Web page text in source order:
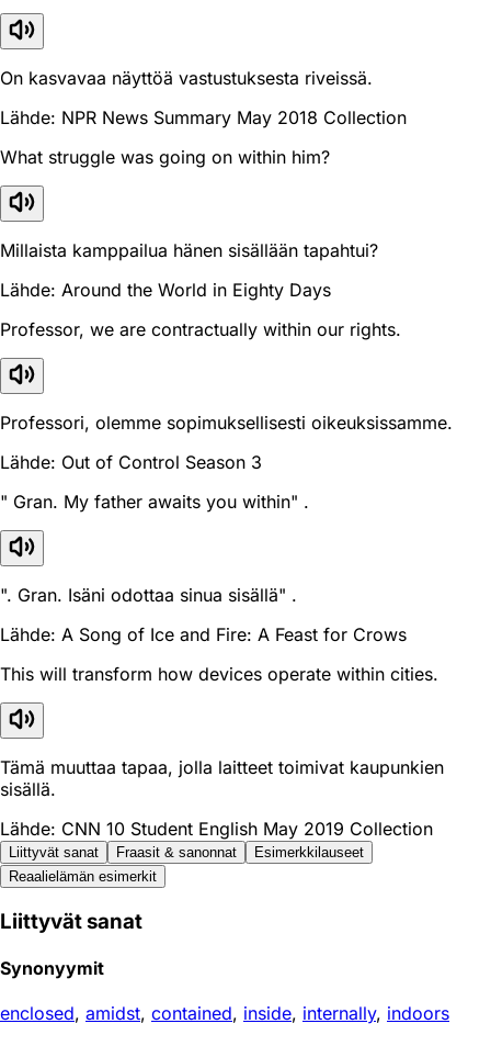
On kasvavaa näyttöä vastustuksesta riveissä.
Lähde: NPR News Summary May 2018 Collection
What struggle was going on within him?
Millaista kamppailua hänen sisällään tapahtui?
Lähde: Around the World in Eighty Days
Professor, we are contractually within our rights.
Professori, olemme sopimuksellisesti oikeuksissamme.
Lähde: Out of Control Season 3
" Gran. My father awaits you within" .
". Gran. Isäni odottaa sinua sisällä" .
Lähde: A Song of Ice and Fire: A Feast for Crows
This will transform how devices operate within cities.
Tämä muuttaa tapaa, jolla laitteet toimivat kaupunkien
sisällä.
Lähde: CNN 10 Student English May 2019 Collection
Liittyvät sanat Fraasit & sanonnat
Esimerkkilauseet
Reaali­elämän esimerkit
Liittyvät sanat
Synonyymit
enclosed, amidst, contained, inside, internally, indoors